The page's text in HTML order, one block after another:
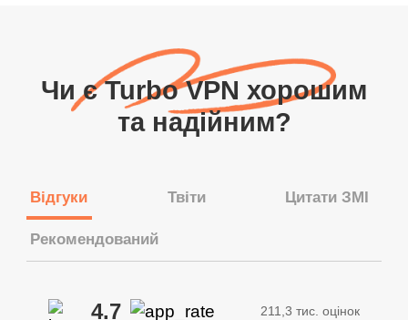
Чи є Turbo VPN хорошим
та надійним?
Відгуки Твіти Цитати ЗМІ
Рекомендований
4.7 211,3 тис. оцінок